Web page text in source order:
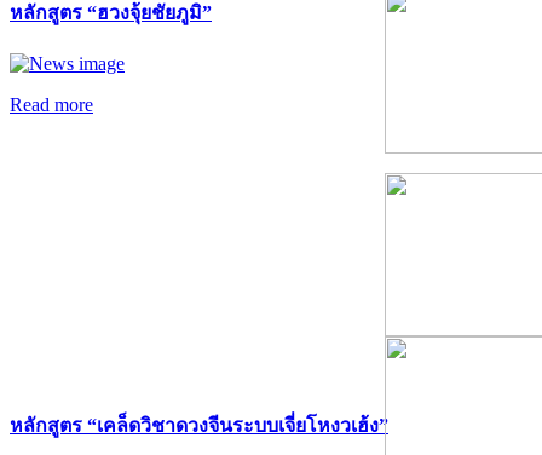
หลักสูตร “ฮวงจุ้ยชัยภูมิ”
Read more
หลักสูตร “เคล็ดวิชาดวงจีนระบบเจี่ยโหงวเฮ้ง”